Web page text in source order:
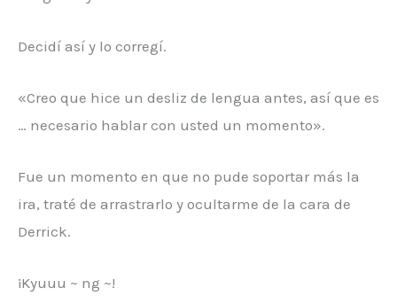
Decidí así y lo corregí.
«Creo que hice un desliz de lengua antes, así que es
… necesario hablar con usted un momento».
Fue un momento en que no pude soportar más la
ira, traté de arrastrarlo y ocultarme de la cara de
Derrick.
¡Kyuuu ~ ng ~!